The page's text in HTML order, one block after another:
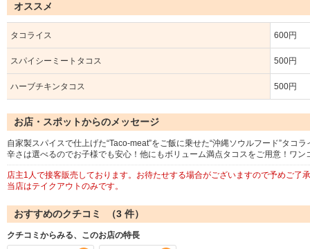
オススメ
タコライス 600円
スパイシーミートタコス 500円
ハーブチキンタコス 500円
お店・スポットからのメッセージ
自家製スパイスで仕上げた‬“Taco-meat”をご飯に乗せた‬‪“沖縄ソウルフード”‬タコ
辛さは選べるのでお子様でも安心！他にもボリューム満点タコスをご用意！ワ
店主1人で接客販売しております。お待たせする場合がございますので予めご了
当店はテイクアウトのみです。
おすすめのクチコミ （3 件）
クチコミからみる、このお店の特長